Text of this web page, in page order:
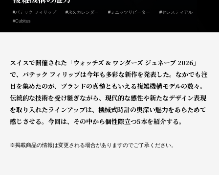
#パテック フィリップ #永久カレンダー #ミニッツリピーター
#セレスティアル
#Cubitus
スイスで開催された「ウォッチズ & ワンダーズ ジュネーブ 2026」
で、パテック フィリップは今年も多彩な新作を発表した。 なかでも注
目を集めたのが、ブランドの真髄ともいえる複雑機構モデルの数々。
伝統的な技術を受け継ぎながら、現代的な感性や新たなデザイン表現
を取り入れたラインアップは、 機械式時計の奥深い魅力をあらためて
感じさせる。今回は、その中から個性際立つ5本を紹介する。
※掲載商品の情報は変更される場合がありますのでご了承ください。